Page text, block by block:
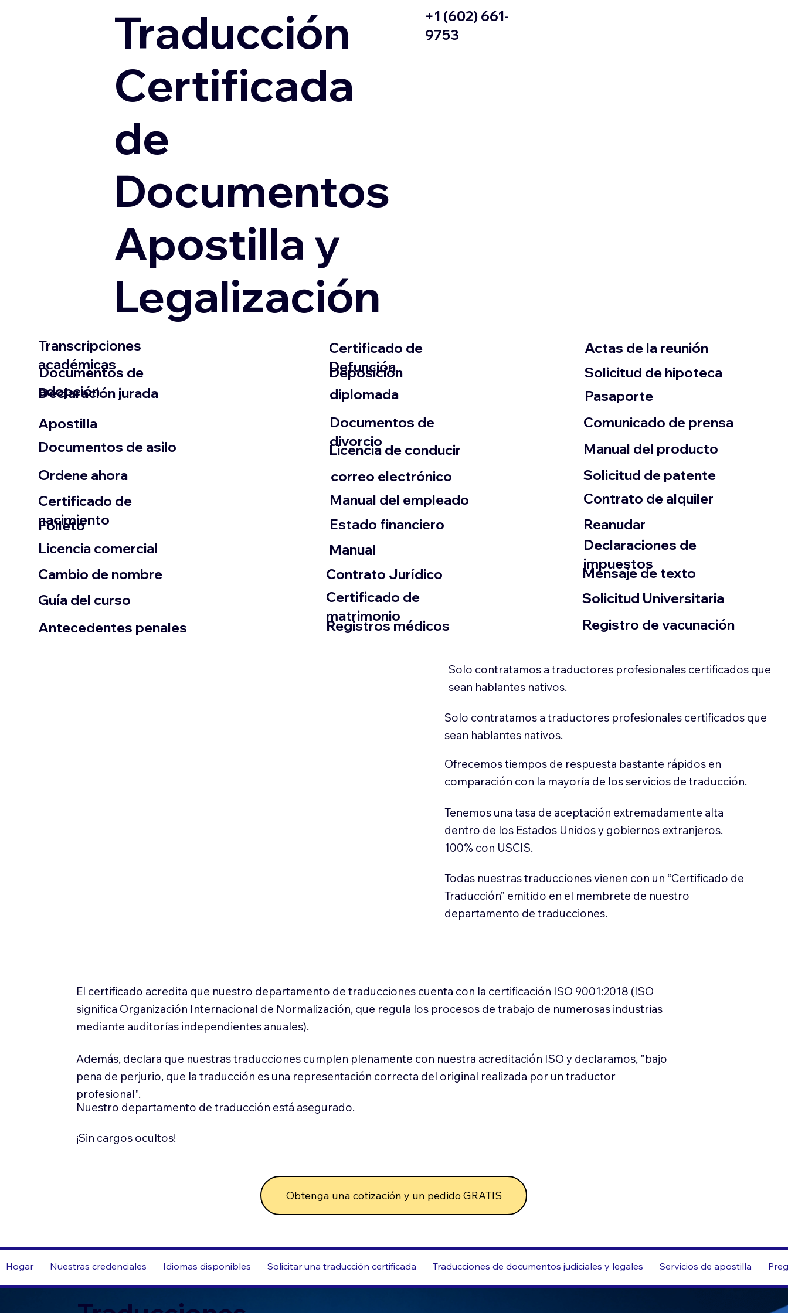
Traducción
Certificada
de
Documentos
Apostilla y
Legalización
+1 (602) 661-
9753
Transcripciones
académicas
Documentos de
adopción
Declaración jurada
​Apostilla
Documentos de asilo
Ordene ahora
Certificado de
nacimiento
Folleto
​Licencia comercial
Cambio de nombre
Guía del curso
Antecedentes penales
​Certificado de
Defunción
​Deposición
diplomada
Documentos de
divorcio
Licencia de conducir
​correo electrónico
Manual del empleado
Estado financiero
​Manual
​Contrato Jurídico
Certificado de
matrimonio
Registros médicos
Actas de la reunión
Solicitud de hipoteca
Pasaporte
Comunicado de prensa
​Manual del producto
​Solicitud de patente
Contrato de alquiler
​Reanudar
Declaraciones de
impuestos
​Mensaje de texto
​Solicitud Universitaria
Registro de vacunación
Solo contratamos a traductores profesionales certificados que
sean hablantes nativos.
Solo contratamos a traductores profesionales certificados que
sean hablantes nativos.
Ofrecemos tiempos de respuesta bastante rápidos en
comparación con la mayoría de los servicios de traducción.
Tenemos una tasa de aceptación extremadamente alta
dentro de los Estados Unidos y gobiernos extranjeros.
100% con USCIS.
Todas nuestras traducciones vienen con un “Certificado de
Traducción” emitido en el membrete de nuestro
departamento de traducciones.
El certificado acredita que nuestro departamento de traducciones cuenta con la certificación ISO 9001:2018 (ISO
significa Organización Internacional de Normalización, que regula los procesos de trabajo de numerosas industrias
mediante auditorías independientes anuales).
Además, declara que nuestras traducciones cumplen plenamente con nuestra acreditación ISO y declaramos, "bajo
pena de perjurio, que la traducción es una representación correcta del original realizada por un traductor
profesional".
Nuestro departamento de traducción está asegurado.
¡Sin cargos ocultos!
Obtenga una cotización y un pedido GRATIS
Hogar Nuestras credenciales Idiomas disponibles Solicitar una traducción certificada Traducciones de documentos judiciales y legales Servicios de apostilla